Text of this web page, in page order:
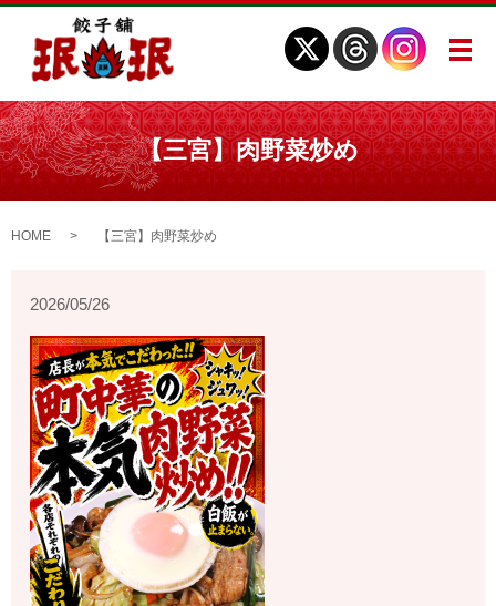
メ
【三宮】肉野菜炒め
HOME 【三宮】肉野菜炒め
2026/05/26